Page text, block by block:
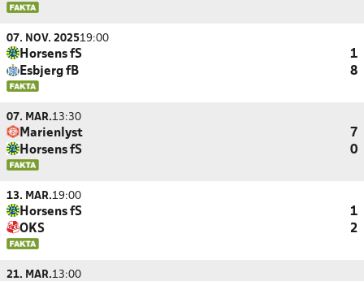
07. NOV. 202519:00
Horsens fS
1
Esbjerg fB
8
07. MAR.13:30
Marienlyst
7
Horsens fS
0
13. MAR.19:00
Horsens fS
1
OKS
2
21. MAR.13:00